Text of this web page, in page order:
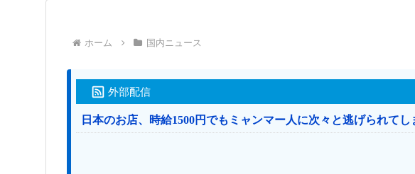
ホーム 国内ニュース
外部配信